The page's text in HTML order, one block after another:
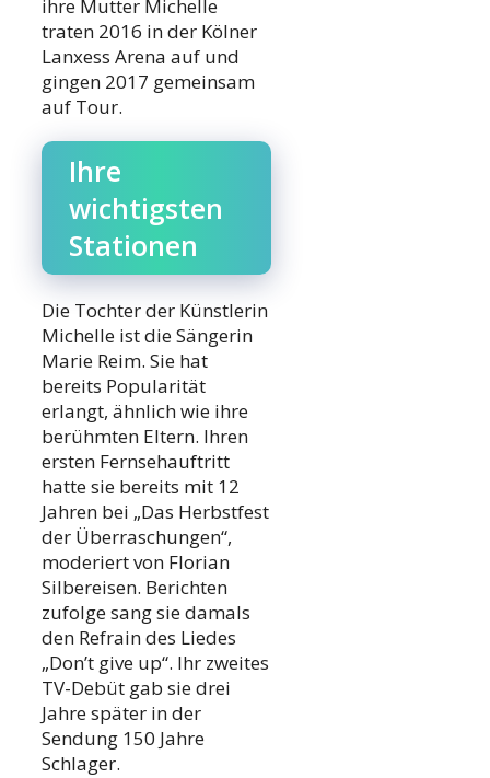
ihre Mutter Michelle
traten 2016 in der Kölner
Lanxess Arena auf und
gingen 2017 gemeinsam
auf Tour.
Ihre
wichtigsten
Stationen
Die Tochter der Künstlerin
Michelle ist die Sängerin
Marie Reim. Sie hat
bereits Popularität
erlangt, ähnlich wie ihre
berühmten Eltern. Ihren
ersten Fernsehauftritt
hatte sie bereits mit 12
Jahren bei „Das Herbstfest
der Überraschungen“,
moderiert von Florian
Silbereisen. Berichten
zufolge sang sie damals
den Refrain des Liedes
„Don’t give up“. Ihr zweites
TV-Debüt gab sie drei
Jahre später in der
Sendung 150 Jahre
Schlager.